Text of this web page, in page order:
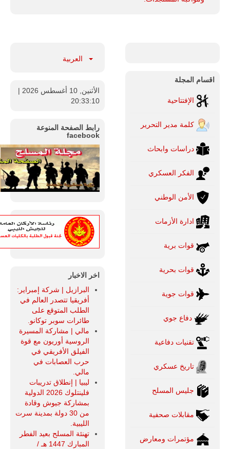
اقسام المجلة
الإفتتاحية
كلمة مدير التحرير
دراسات وابحاث
الفكر العسكري
الأمن الوطني
ادارة الأزمات
قوات برية
قوات بحرية
قوات جوية
دفاع جوي
تقنيات دفاعية
تاريخ عسكري
جليس المسلح
مقابلات صحفية
مؤتمرات ومعارض
العربية
الأثنين, 10 أغسطس 2026
|
20:33:12
رابط الصفحة المنوعة
facebook
اخر الاخبار
البرازيل | شركة إمبراير:
أفريقيا تتصدر العالم في
الطلب المتوقع على
طائرات سوبر توكانو.
مالي | مشاركة المسيرة
الروسية أوريون مع قوة
الفيلق الأفريقي في
حرب العصابات في
مالي.
ليبيا | إنطلاق تدريبات
فلينتلوك 2026 الدولية
بمشاركة جيوش وقادة
من 30 دولة بمدينة سرت
الليبية.
تهنئة المسلح بعيد الفطر
المبارك 1447 هـ /